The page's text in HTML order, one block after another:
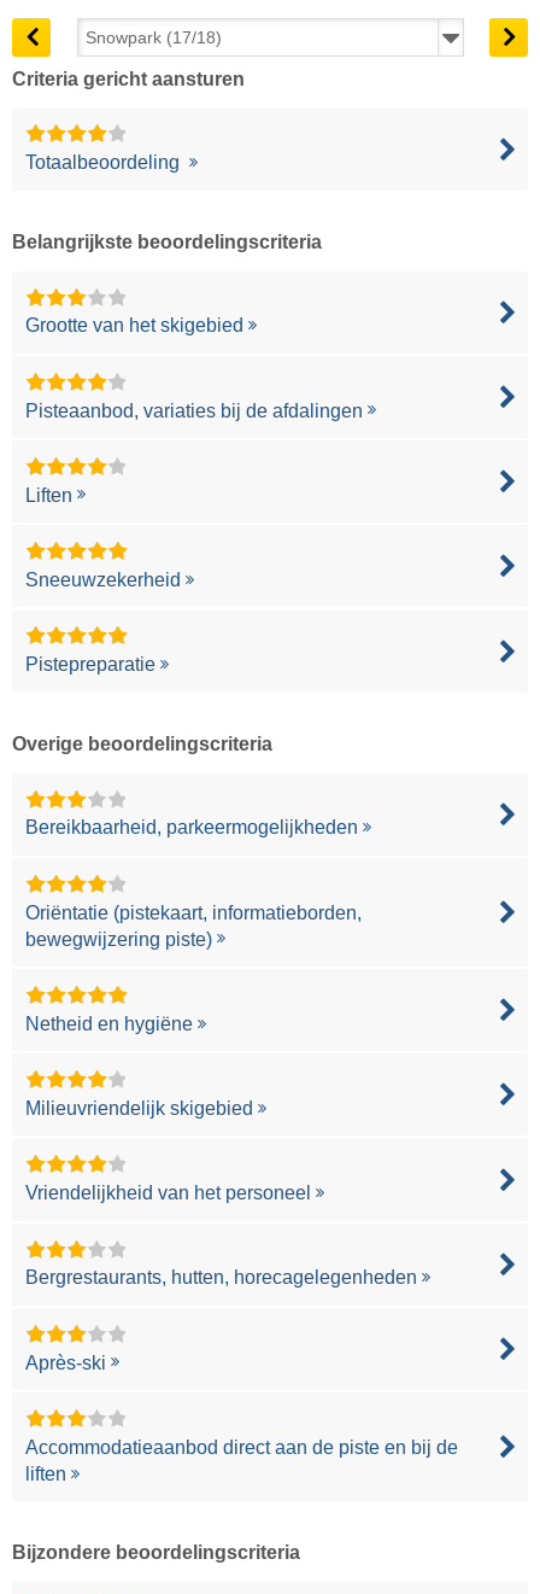
Criteria gericht aansturen
Totaalbeoordeling
Belangrijkste beoordelingscriteria
Grootte van het skigebied
Pisteaanbod, variaties bij de afdalingen
Liften
Sneeuwzekerheid
Pistepreparatie
Overige beoordelingscriteria
Bereikbaarheid, parkeermogelijkheden
Oriëntatie (pistekaart, informatieborden,
bewegwijzering piste)
Netheid en hygiëne
Milieuvriendelijk skigebied
Vriendelijkheid van het personeel
Bergrestaurants, hutten, horecagelegenheden
Après-ski
Accommodatieaanbod direct aan de piste en bij de
liften
Bijzondere beoordelingscriteria